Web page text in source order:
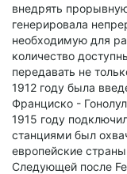
внедрять
генерировала
необходимую для
количество
передавать не
1912 году была
Франциско -
1915 году
станциями был
европейские
Следующей после